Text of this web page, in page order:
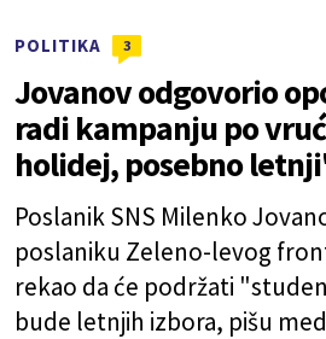
POLITIKA 3
Jovanov odgovorio
radi kampanju po
holidej, posebno
Poslanik SNS Milenko
poslaniku Zeleno-levog
rekao da će podržati
bude letnjih izbora, pišu